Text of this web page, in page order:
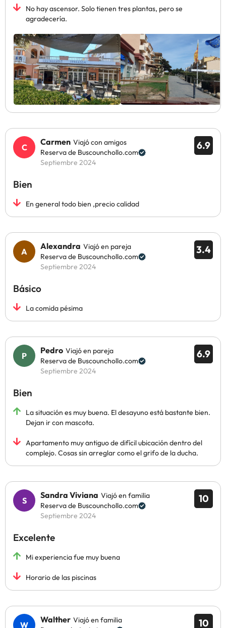
No hay ascensor. Solo tienen tres plantas, pero se
agradecería.
6.9
Carmen Viajó con amigos
Reserva de Buscounchollo.com
Septiembre 2024
Bien
En general todo bien ,precio calidad
3.4
Alexandra Viajó en pareja
Reserva de Buscounchollo.com
Septiembre 2024
Básico
La comida pésima
6.9
Pedro Viajó en pareja
Reserva de Buscounchollo.com
Septiembre 2024
Bien
La situación es muy buena. El desayuno está bastante bien.
Dejan ir con mascota.
Apartamento muy antiguo de difícil ubicación dentro del
complejo. Cosas sin arreglar como el grifo de la ducha.
10
Sandra Viviana Viajó en familia
Reserva de Buscounchollo.com
Septiembre 2024
Excelente
Mi experiencia fue muy buena
Horario de las piscinas
10
Walther Viajó en familia